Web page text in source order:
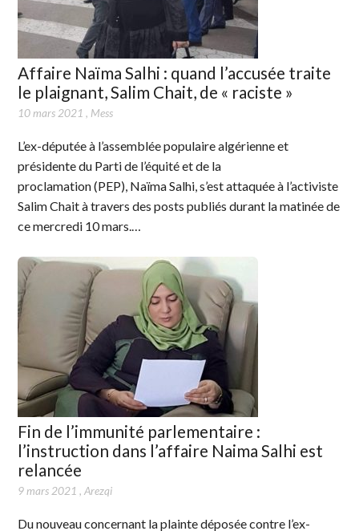
Affaire Naïma Salhi : quand l’accusée traite
le plaignant, Salim Chait, de « raciste »
10 mars 2021 , Mess
L’ex-députée à l’assemblée populaire algérienne et
présidente du Parti de l’équité et de la
proclamation (PEP), Naïma Salhi, s’est attaquée à l’activiste
Salim Chait à travers des posts publiés durant la matinée de
ce mercredi 10 mars.…
Fin de l’immunité parlementaire :
l’instruction dans l’affaire Naima Salhi est
relancée
9 mars 2021 ,Arezqi
Du nouveau concernant la plainte déposée contre l’ex-